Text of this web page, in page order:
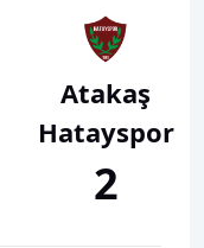
Atakaş
Hatayspor
2